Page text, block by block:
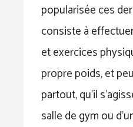
popularisée ces
consiste à
et exercices
propre poids, et
partout, qu’il
salle de gym ou